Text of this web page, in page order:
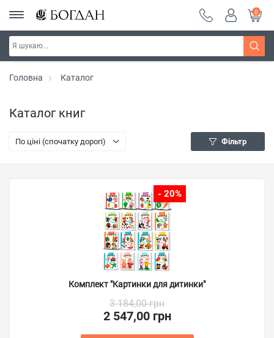
0
Головна Каталог
Каталог книг
По ціні (спочатку дорогі) Фільтр
- 20%
Комплект "Картинки для дитинки"
3 184,00 грн
2 547,00 грн